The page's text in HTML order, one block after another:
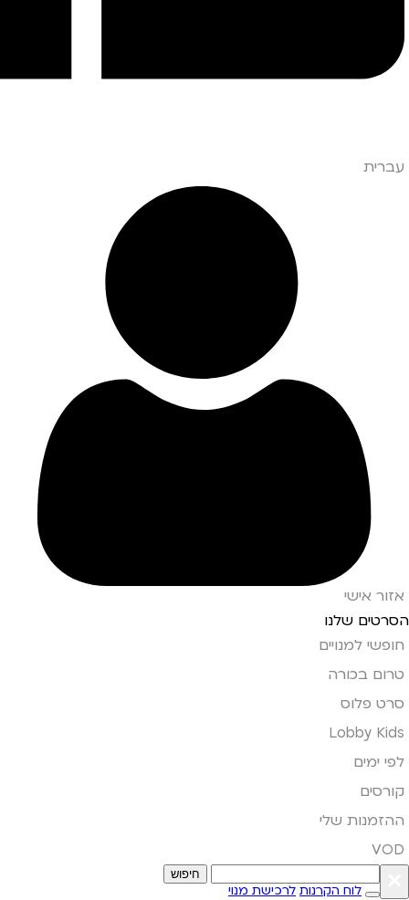
עברית
אזור אישי
הסרטים שלנו
חופשי למנויים
טרום בכורה
סרט פלוס
Lobby Kids
לפי ימים
קורסים
ההזמנות שלי
VOD
חיפוש
לוח הקרנות לרכישת מנוי